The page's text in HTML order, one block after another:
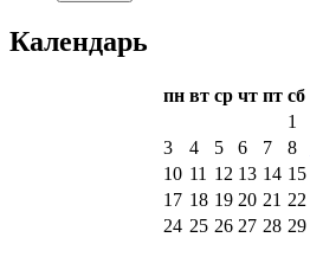
Календарь
пн вт ср чт пт сб
1
3
4 5 6 7 8
10 11 12 13 14 15
17 18 19 20 21 22
24 25 26 27 28 29